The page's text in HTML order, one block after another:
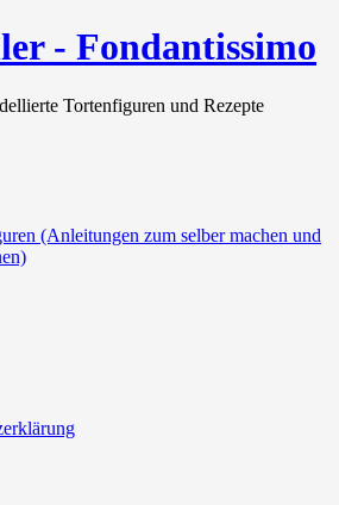
- Fondantissimo
Tortenfiguren und Rezepte
(Anleitungen zum selber machen und